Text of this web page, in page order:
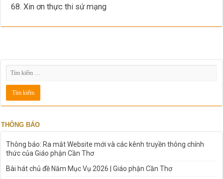
68. Xin ơn thực thi sứ mạng
THÔNG BÁO
Thông báo: Ra mắt Website mới và các kênh truyền thông chính
thức của Giáo phận Cần Thơ
Bài hát chủ đề Năm Mục Vụ 2026 | Giáo phận Cần Thơ